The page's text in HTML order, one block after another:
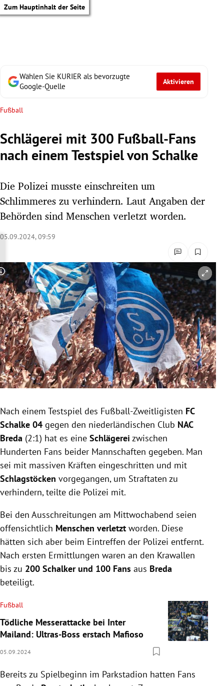
Zum Hauptinhalt der Seite
Untermenü
Untermenü
Untermenü
Untermenü
Untermenü
Untermenü
Untermenü
Untermenü
Wählen Sie KURIER als bevorzugte
Google-Quelle
Aktivieren
Fußball
Schlägerei mit 300 Fußball-Fans
nach einem Testspiel von Schalke
Die Polizei musste einschreiten um
Schlimmeres zu verhindern. Laut Angaben der
Behörden sind Menschen verletzt worden.
05.09.2024, 09:59
Copyright-Hinweis öffnen/schließen
Nach einem Testspiel des Fußball-Zweitligisten FC
Schalke 04 gegen den niederländischen Club NAC
Breda (2:1) hat es eine Schlägerei zwischen
Hunderten Fans beider Mannschaften gegeben. Man
sei mit massiven Kräften eingeschritten und mit
Schlagstöcken vorgegangen, um Straftaten zu
verhindern, teilte die Polizei mit.
Bei den Ausschreitungen am Mittwochabend seien
offensichtlich Menschen verletzt worden. Diese
hätten sich aber beim Eintreffen der Polizei entfernt.
Nach ersten Ermittlungen waren an den Krawallen
bis zu 200 Schalker und 100 Fans aus Breda
beteiligt.
Fußball
Tödliche Messerattacke bei Inter
Mailand: Ultras-Boss erstach Mafioso
05.09.2024
Bereits zu Spielbeginn im Parkstadion hatten Fans